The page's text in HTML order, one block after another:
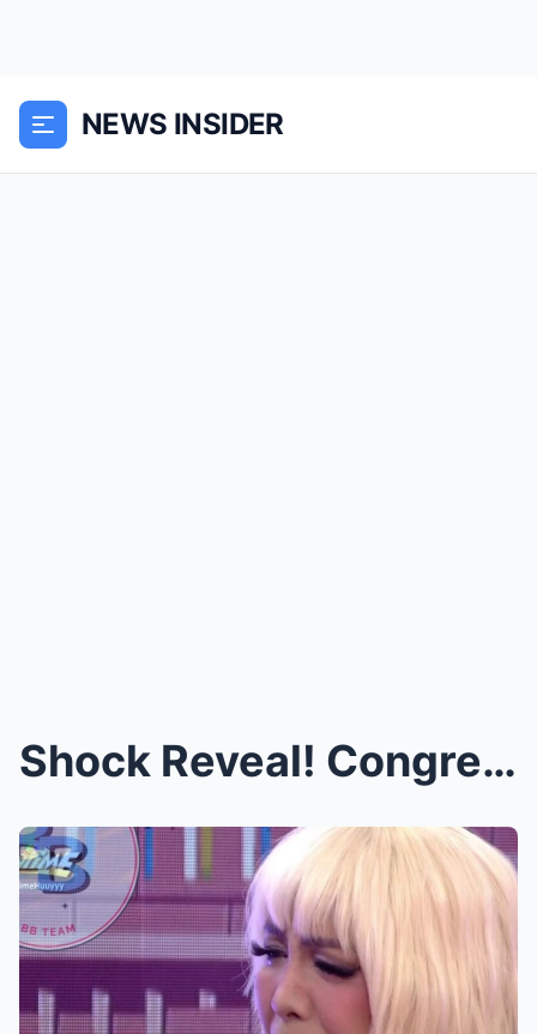
NEWS INSIDER
Shock Reveal! Congress Moves to Restore ABS-CBN Fr...